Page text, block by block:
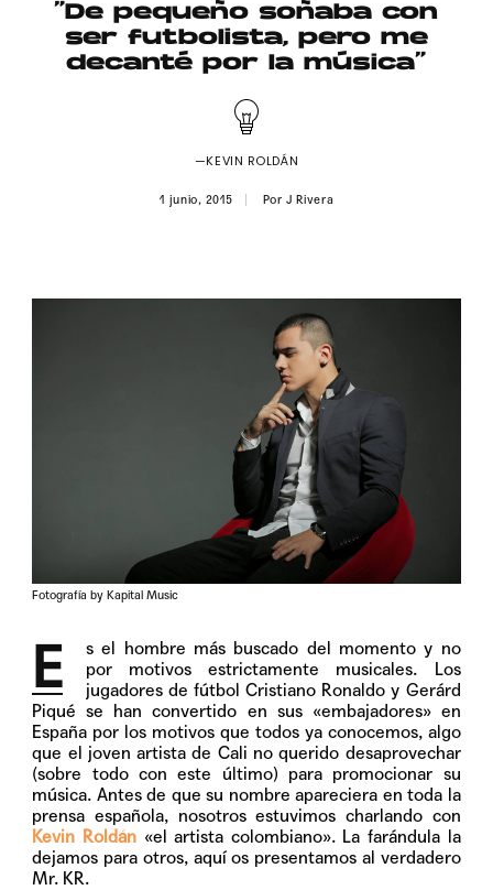
Publicidad
Contacto
Aviso Legal
DERECHOS RESERVADOS.
“De pequeño soñaba con
ser futbolista, pero me
decanté por la música”
—KEVIN ROLDÁN
1 junio, 2015 Por J Rivera
Fotografía by Kapital Music
E
s el hombre más buscado del momento y no
por motivos estrictamente musicales. Los
jugadores de fútbol Cristiano Ronaldo y Gerárd
Piqué se han convertido en sus «embajadores» en
España por los motivos que todos ya conocemos, algo
que el joven artista de Cali no querido desaprovechar
(sobre todo con este último) para promocionar su
música. Antes de que su nombre apareciera en toda la
prensa española, nosotros estuvimos charlando con
Kevin Roldán «el artista colombiano». La farándula la
dejamos para otros, aquí os presentamos al verdadero
Mr. KR.